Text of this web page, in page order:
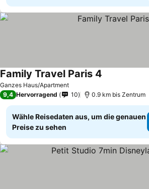
Ganzes Haus/Apartment
Family Travel Paris 4
9,4 Hervorragend 10 0.9 km bis Zentrum
Wähle Reisedaten aus, um die genauen
Preise zu sehen